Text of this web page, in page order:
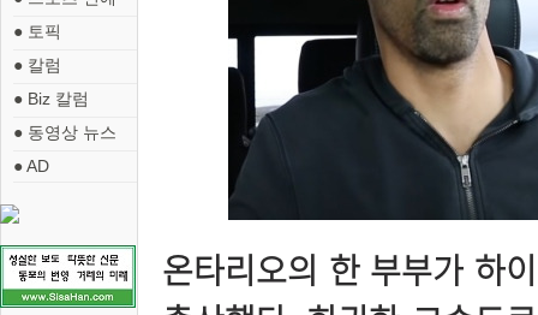
● 토픽
● 칼럼
● Biz 칼럼
● 동영상 뉴스
● AD
온타리오의 한 부부가 하